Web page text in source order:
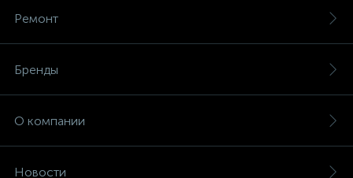
Ремонт
Бренды
О компании
Новости